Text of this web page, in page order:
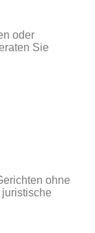
oder
Sie
ohne